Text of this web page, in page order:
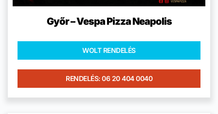
Győr – Vespa Pizza Neapolis
WOLT RENDELÉS
RENDELÉS: 06 20 404 0040